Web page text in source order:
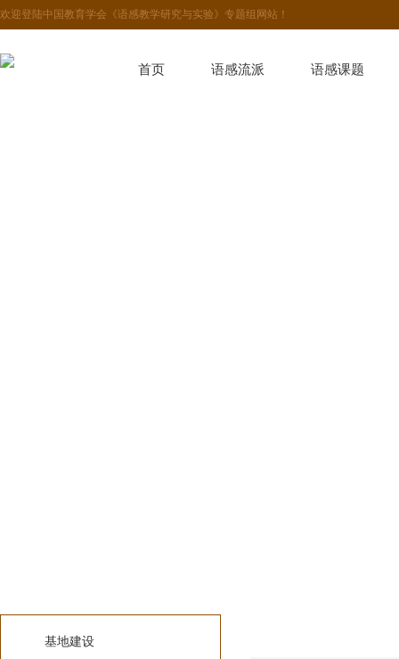
欢迎登陆中国教育学会《语感教学研究与实验》专题组网站！
首页 语感流派 语感课题
基地建设